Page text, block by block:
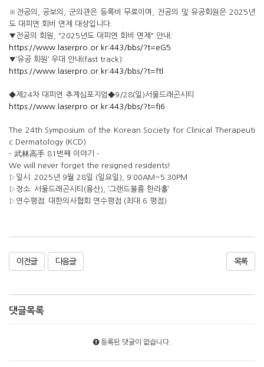
※전공의, 공보의, 군의관은 등록비 무료이며, 전공의 및 유공회원은 2025년
도 대피연 회비 면제 대상입니다.
▼전공의 회원, "2025년도 대피연 회비 면제" 안내:
https://www.laserpro.or.kr:443/bbs/?t=eG5
▼‘유공 회원‘ 우대 안내(fast track):
https://www.laserpro.or.kr:443/bbs/?t=ftl
◆제24차 대피연 추계심포지엄◆9/28(일)서울드래곤시티
https://www.laserpro.or.kr:443/bbs/?t=fI6
The 24th Symposium of the Korean Society for Clinical Therapeuti
c Dermatology (KCD)
- 武林高手 81번째 이야기 -
We will never forget the resigned residents!
▷일시: 2025년 9월 28일 (일요일), 9:00AM~5:30PM
▷장소: 서울드래곤시티(용산), ‘그랜드볼룸 한라홀’
▷연수평점: 대한의사협회 연수평점 (최대 6 평점)
이전글 다음글 목록
댓글목록
등록된 댓글이 없습니다.